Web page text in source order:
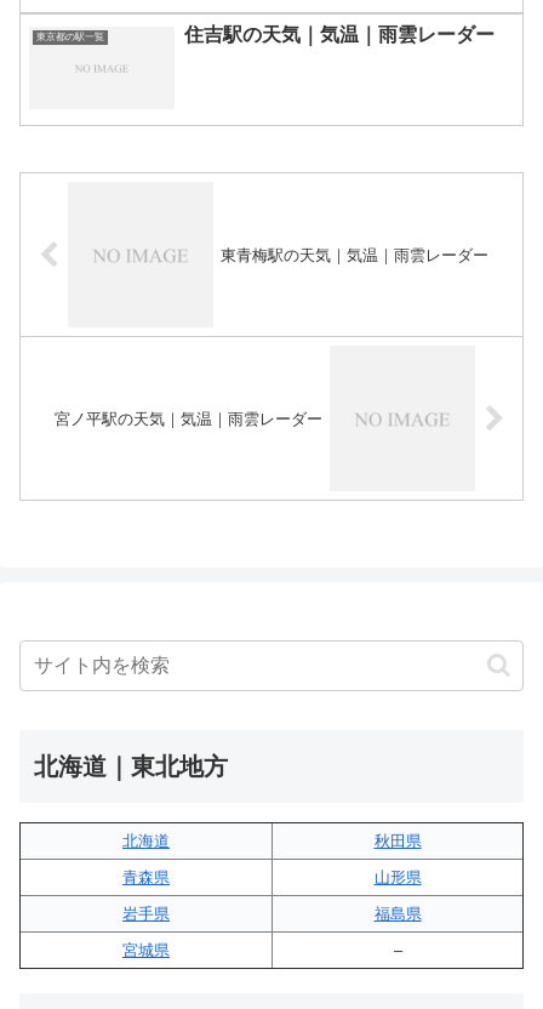
東京都の駅一覧 住吉駅の天気｜気温｜雨雲レーダー
東青梅駅の天気｜気温｜雨雲レーダー
宮ノ平駅の天気｜気温｜雨雲レーダー
北海道｜東北地方
北海道
秋田県
青森県
山形県
岩手県
福島県
宮城県
–